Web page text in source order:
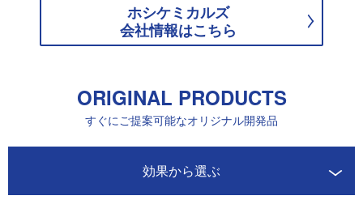
ホシケミカルズ
会社情報はこちら
ORIGINAL PRODUCTS
すぐにご提案可能なオリジナル開発品
効果から選ぶ